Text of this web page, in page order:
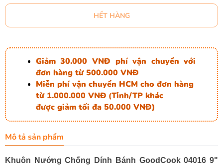
HẾT HÀNG
Giảm 30.000 VNĐ phí vận chuyển với
đơn hàng từ 500.000 VNĐ
Miễn phí vận chuyển HCM cho đơn hàng
từ 1.000.000 VNĐ (Tỉnh/TP khác
được giảm tối đa 50.000 VNĐ)
Mô tả sản phẩm
Khuôn Nướng Chống Dính Bánh GoodCook 04016 9"